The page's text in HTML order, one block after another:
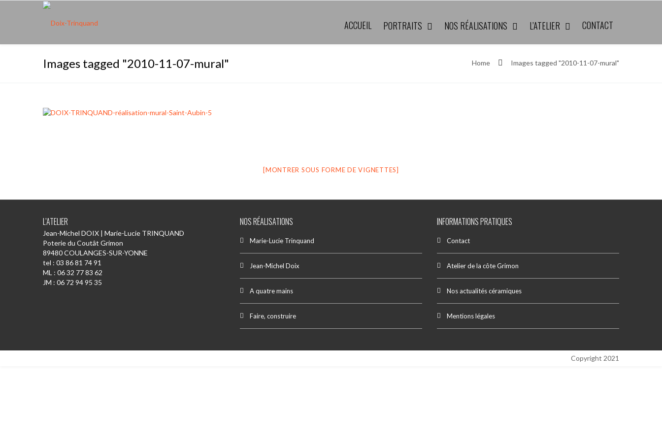
ACCUEIL PORTRAITS NOS RÉALISATIONS L’ATELIER CONTACT
Images tagged "2010-11-07-mural" Home Images tagged "2010-11-07-mural"
[MONTRER SOUS FORME DE VIGNETTES]
L’ATELIER
Jean-Michel DOIX | Marie-Lucie TRINQUAND
Poterie du Coutât Grimon
89480 COULANGES-SUR-YONNE
tel : 03 86 81 74 91
ML : 06 32 77 83 62
JM : 06 72 94 95 35
NOS RÉALISATIONS
Marie-Lucie Trinquand
Jean-Michel Doix
A quatre mains
Faire, construire
INFORMATIONS PRATIQUES
Contact
Atelier de la côte Grimon
Nos actualités céramiques
Mentions légales
Copyright 2021